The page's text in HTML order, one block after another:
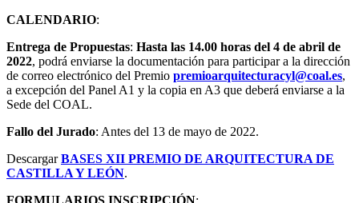
CALENDARIO:
Entrega de Propuestas: Hasta las 14.00 horas del 4 de abril de
2022, podrá enviarse la documentación para participar a la dirección
de correo electrónico del Premio premioarquitecturacyl@coal.es,
a excepción del Panel A1 y la copia en A3 que deberá enviarse a la
Sede del COAL.
Fallo del Jurado: Antes del 13 de mayo de 2022.
DescargarBASES XII PREMIO DE ARQUITECTURA DE
CASTILLA Y LEÓN.
FORMULARIOS INSCRIPCIÓN: